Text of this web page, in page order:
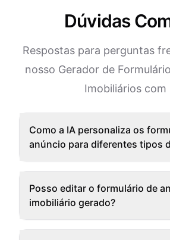
Dúvidas
Respostas para perguntas
nosso Gerador de
Imobiliários com
Como a IA personaliza os
anúncio para diferentes tipos
Posso editar o formulário de
imobiliário gerado?